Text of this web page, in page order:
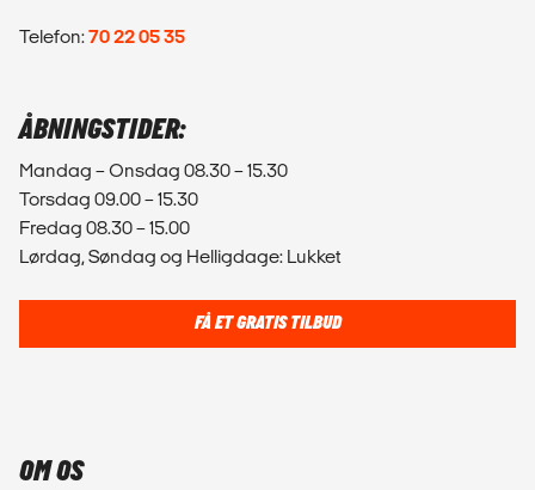
Telefon:70 22 05 35
ÅBNINGSTIDER:
Mandag – Onsdag 08.30 – 15.30
Torsdag 09.00 – 15.30
Fredag 08.30 – 15.00
Lørdag, Søndag og Helligdage: Lukket
FÅ ET GRATIS TILBUD
OM OS